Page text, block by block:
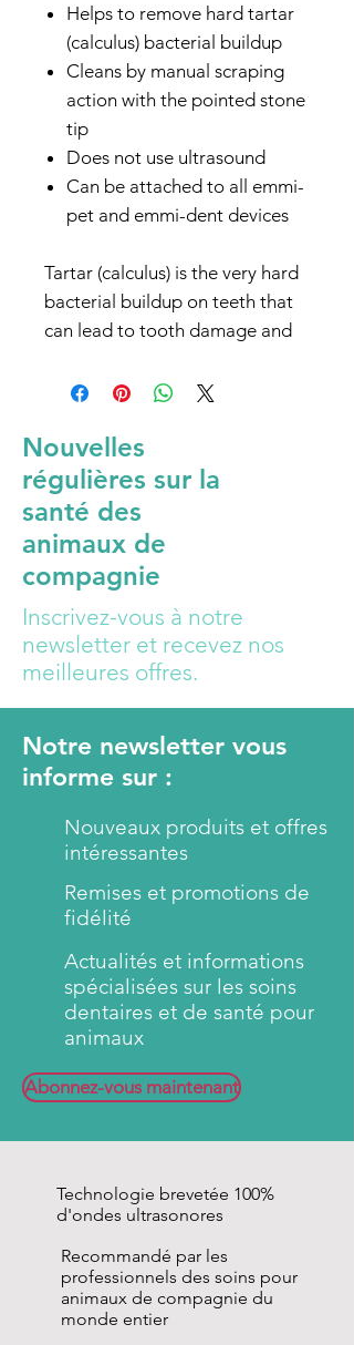
Helps to remove hard tartar
(calculus) bacterial buildup
Cleans by manual scraping
action with the pointed stone
tip
Does not use ultrasound
Can be attached to all emmi-
pet and emmi-dent devices
Tartar (calculus) is the very hard
bacterial buildup on teeth that
can lead to tooth damage and
pet Tartar remover supports the
and removing tartar deposits.
Cleaning works by scraping
manually. Simply hold the tool in
your hand. For easier handling,
attach to an emmi-pet or emmi-
pet device. Removes tartar
manually and without
ultrasound.
Please note – the tartar remover
is highly abrasive and should be
used gently and sparingly to
avoid damaging the tooth
enamel. In case of excessive
tartar build up, we recommend
Nouvelles
régulières sur la
santé des
animaux de
compagnie
Inscrivez-vous à notre
newsletter et recevez nos
meilleures offres.
Notre newsletter vous
informe sur :
Nouveaux produits et offres
intéressantes
Remises et promotions de
fidélité
Actualités et informations
spécialisées sur les soins
dentaires et de santé pour
animaux
Abonnez-vous maintenant
Technologie brevetée 100%
d'ondes ultrasonores
Recommandé par les
professionnels des soins pour
animaux de compagnie du
monde entier